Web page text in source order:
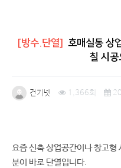
[방수.단열]
호매실동 상
칠 시공
건기넷 1,366회
요즘 신축 상업공간이나 창고형
분이 바로 단열입니다.